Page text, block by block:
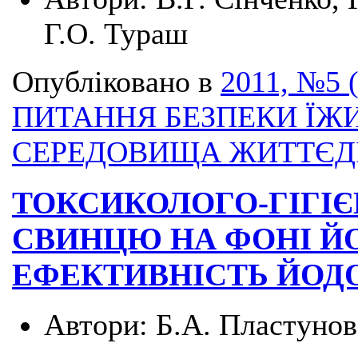
Г.О. Тураш
Опубліковано в 2011, №5
ПИТАННЯ БЕЗПЕКИ
СЕРЕДОВИЩА
ТОКСИКОЛОГО-
СВИНЦЮ НА ФОНІ
ЕФЕКТИВНІСТЬ
Автори: Б.А.